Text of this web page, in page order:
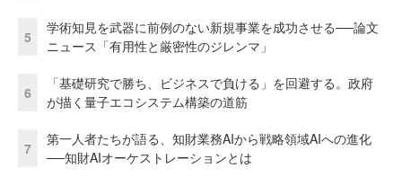
5
学術知見を武器に前例のない新規事業を成功させる──論文
ニュース「有用性と厳密性のジレンマ」
6
「基礎研究で勝ち、ビジネスで負ける」を回避する。政府
が描く量子エコシステム構築の道筋
7
第一人者たちが語る、知財業務AIから戦略領域AIへの進化
──知財AIオーケストレーションとは